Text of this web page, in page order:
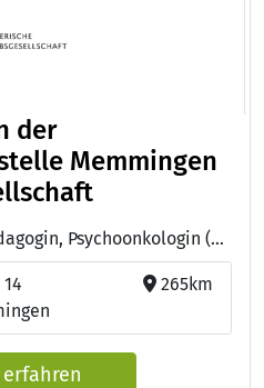
der
Memmingen
Qualifikationen: Dipl.-Pädagogin, Psychoonkologin (DKG), Systemische Therapeutin / Familientherapeutin (DGSF) , Dipl.-Sozialpädagoge (FH)
265km